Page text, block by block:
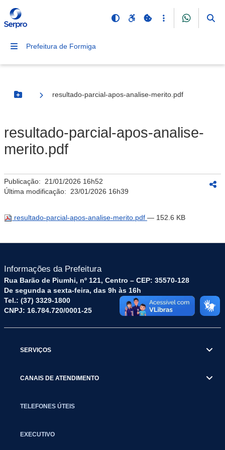
Prefeitura de Formiga
Botão Menu
resultado-parcial-apos-analise-merito.pdf
resultado-parcial-apos-analise-
merito.pdf
Publicação: 21/01/2026 16h52
Última modificação: 23/01/2026 16h39
resultado-parcial-apos-analise-merito.pdf — 152.6 KB
Informações da Prefeitura
Rua Barão de Piumhi, nº 121, Centro – CEP: 35570-128
De segunda a sexta-feira, das 9h às 16h
Tel.: (37) 3329-1800
CNPJ: 16.784.720/0001-25
SERVIÇOS
CANAIS DE ATENDIMENTO
TELEFONES ÚTEIS
EXECUTIVO